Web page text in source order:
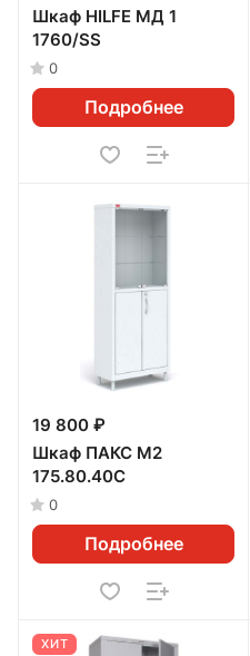
Шкаф HILFE МД 1
1760/SS
0
Подробнее
19 800 ₽
Шкаф ПАКС М2
175.80.40С
0
Подробнее
ХИТ